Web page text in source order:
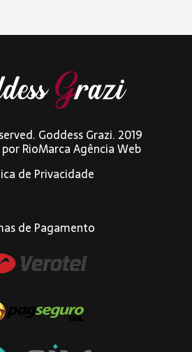
Goddess Grazi. 2019
RioMarca Agência Web
de Privacidade
de Pagamento